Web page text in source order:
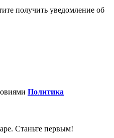
получить уведомление об
Политика
Станьте первым!